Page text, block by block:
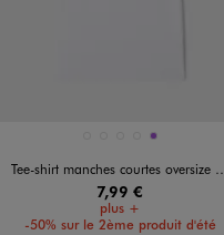
Disponible en 5 coloris
NOIR STANDARD
VERT STANDARD
VIOLET
Tee-shirt manches courtes oversize en coton épais garçon
7,99 €
plus +
-50% sur le 2ème produit d'été